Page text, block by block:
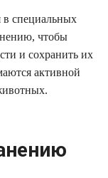
специальных
чтобы
и сохранить их
активной